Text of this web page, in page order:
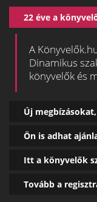
22 éve a
A
Dinamikus
könyvelők és
Új
Ön is adhat
Itt a könyvelők
Tovább a